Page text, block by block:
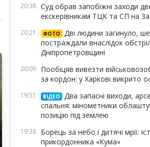
20:38 Суд обрав запобіжні заходи
екскерівникам ТЦК та СП на
20:21 ФОТО
Дві людини загинуло,
постраждали внаслідок
Дніпропетровщині
20:09 Пообіцяв вивезти
за кордон: у Харкові викрито
19:51 ВІДЕО
Два запасні виходи,
спальня: мінометники
позицію під землею
19:38 Борець за небо і дитячі мрії:
прикордонника «Кума»